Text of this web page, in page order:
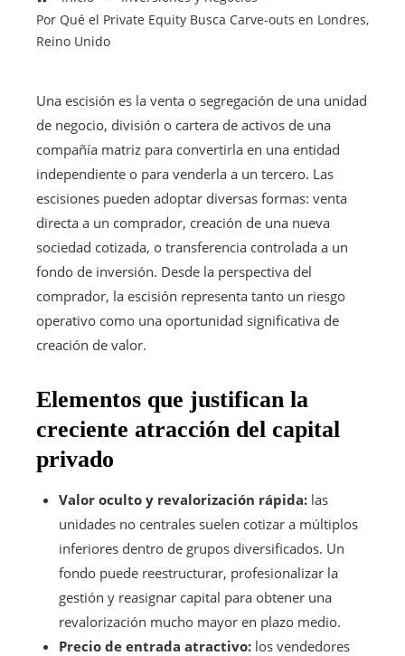
Por Qué el Private Equity Busca Carve-outs en Londres,
Reino Unido
Una escisión es la venta o segregación de una unidad
de negocio, división o cartera de activos de una
compañía matriz para convertirla en una entidad
independiente o para venderla a un tercero. Las
escisiones pueden adoptar diversas formas: venta
directa a un comprador, creación de una nueva
sociedad cotizada, o transferencia controlada a un
fondo de inversión. Desde la perspectiva del
comprador, la escisión representa tanto un riesgo
operativo como una oportunidad significativa de
creación de valor.
Elementos que justifican la
creciente atracción del capital
privado
Valor oculto y revalorización rápida: las
unidades no centrales suelen cotizar a múltiplos
inferiores dentro de grupos diversificados. Un
fondo puede reestructurar, profesionalizar la
gestión y reasignar capital para obtener una
revalorización mucho mayor en plazo medio.
Precio de entrada atractivo: los vendedores